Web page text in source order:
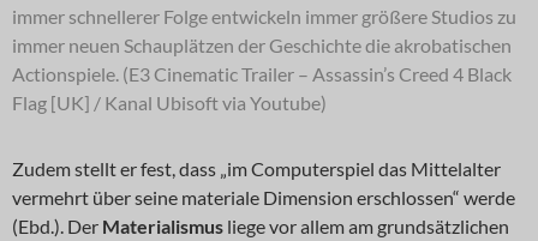
immer schnellerer Folge entwickeln immer größere Studios zu
immer neuen Schauplätzen der Geschichte die akrobatischen
Actionspiele. (E3 Cinematic Trailer – Assassin’s Creed 4 Black
Flag [UK] / Kanal Ubisoft via Youtube)
Zudem stellt er fest, dass „im Computerspiel das Mittelalter
vermehrt über seine materiale Dimension erschlossen“ werde
(Ebd.). Der Materialismus liege vor allem am grundsätzlichen